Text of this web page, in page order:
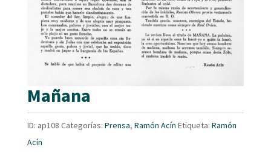
Mañana
ID: ap108 Categorías: Prensa, Ramón Acín Etiqueta: Ramón
Acín